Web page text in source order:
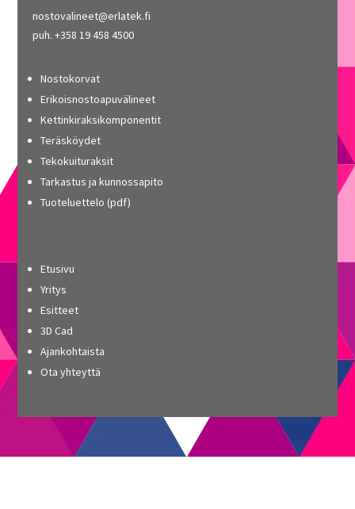
nostovalineet@erlatek.fi
puh. +358 19 458 4500
Nostokorvat
Erikoisnostoapuvälineet
Kettinkiraksikomponentit
Teräsköydet
Tekokuituraksit
Tarkastus ja kunnossapito
Tuoteluettelo (pdf)
Etusivu
Yritys
Esitteet
3D Cad
Ajankohtaista
Ota yhteyttä